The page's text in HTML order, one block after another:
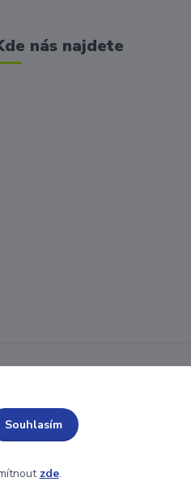
nás najdete
Souhlasím
zde.